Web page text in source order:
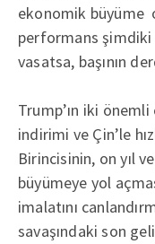
ekonomik büyüme
performans
vasatsa, başının
Trump’ın iki
indirimi ve Çin’le
Birincisinin, on yıl
büyümeye yol
imalatını
savaşındaki son